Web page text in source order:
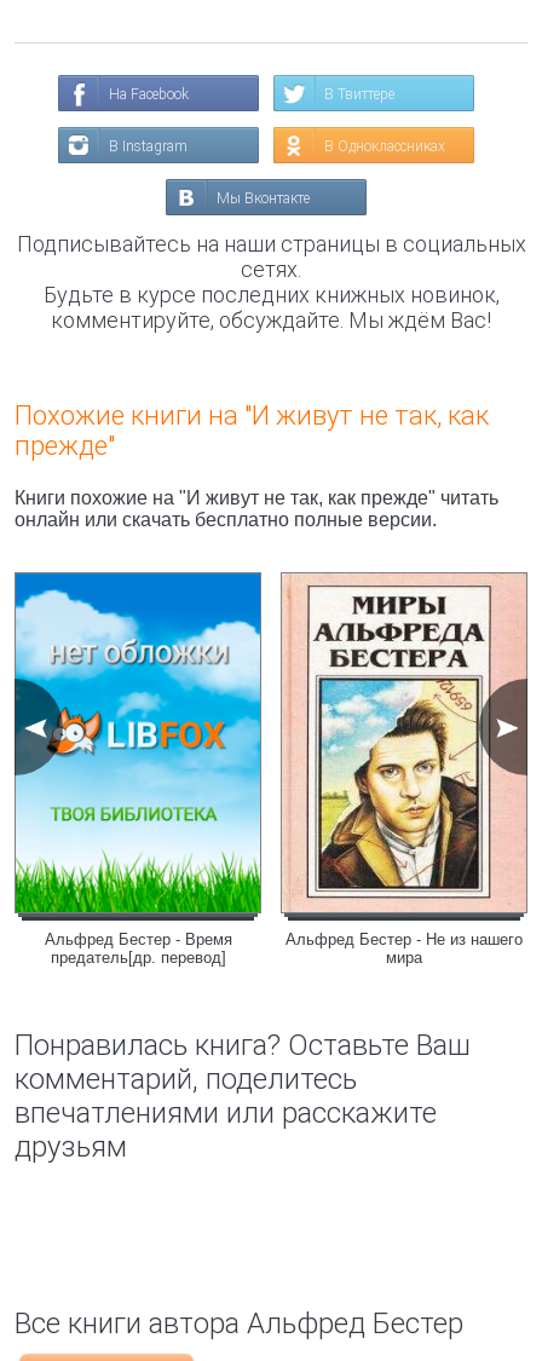
На Facebook В Твиттере
В Instagram В Одноклассниках
Мы Вконтакте
Подписывайтесь на наши страницы в социальных
сетях.
Будьте в курсе последних книжных новинок,
комментируйте, обсуждайте. Мы ждём Вас!
Похожие книги на "И живут не так, как
прежде"
Книги похожие на "И живут не так, как прежде" читать
онлайн или скачать бесплатно полные версии.
Альфред Бестер - Время
предатель[др. перевод]
Альфред Бестер - Не из нашего
мира
Понравилась книга? Оставьте Ваш
комментарий, поделитесь
впечатлениями или расскажите
друзьям
Все книги автора Альфред Бестер